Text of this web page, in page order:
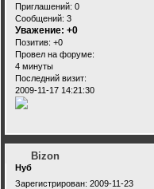
Приглашений: 0
Сообщений: 3
Уважение: +0
Позитив: +0
Провел на форуме:
4 минуты
Последний визит:
2009-11-17 14:21:30
Bizon
Нуб
Зарегистрирован: 2009-11-23